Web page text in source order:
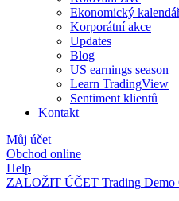
Ekonomický
Korporátní akce
Updates
Blog
US earnings season
Learn TradingView
Sentiment klientů
Kontakt
Můj účet
Obchod online
Help
ZALOŽIT ÚČET Trading Demo